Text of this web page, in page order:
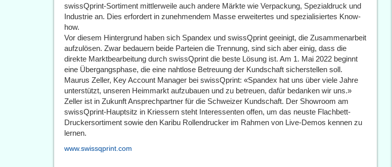
swissQprint-Sortiment mittlerweile auch andere Märkte wie Verpackung, Spezialdruck und
Industrie an. Dies erfordert in zunehmendem Masse erweitertes und spezialisiertes Know-
how.
Vor diesem Hintergrund haben sich Spandex und swissQprint geeinigt, die Zusammenarbeit
aufzulösen. Zwar bedauern beide Parteien die Trennung, sind sich aber einig, dass die
direkte Marktbearbeitung durch swissQprint die beste Lösung ist. Am 1. Mai 2022 beginnt
eine Übergangsphase, die eine nahtlose Betreuung der Kundschaft sicherstellen soll.
Maurus Zeller, Key Account Manager bei swissQprint: «Spandex hat uns über viele Jahre
unterstützt, unseren Heimmarkt aufzubauen und zu betreuen, dafür bedanken wir uns.»
Zeller ist in Zukunft Ansprechpartner für die Schweizer Kundschaft. Der Showroom am
swissQprint-Hauptsitz in Kriessern steht Interessenten offen, um das neuste Flachbett-
Druckersortiment sowie den Karibu Rollendrucker im Rahmen von Live-Demos kennen zu
lernen.
www.swissqprint.com